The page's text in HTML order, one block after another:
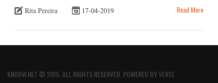
Rita Pereira
17-04-2019 Read More
KNOOW.NET © 2015. ALL RIGHTS RESERVED. POWERED BYVERSE